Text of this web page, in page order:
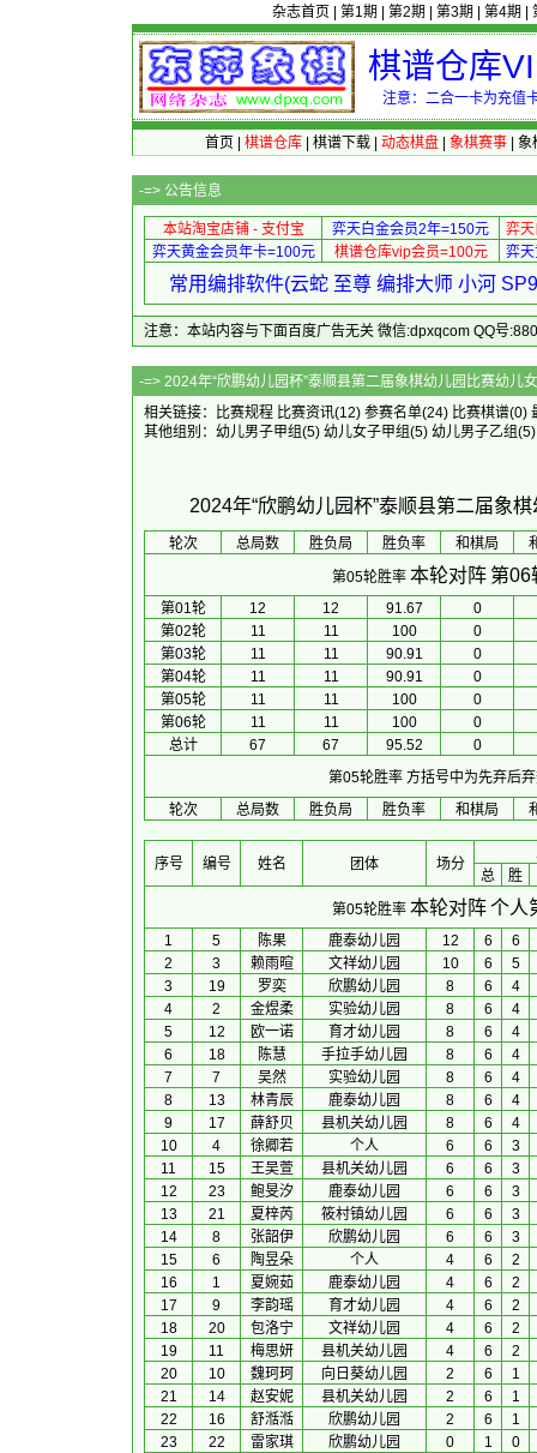
杂志首页 第1期 第2期 第3期 第4期
棋谱仓库
注意：二合一卡为充值
首页 棋谱仓库| 棋谱下载| 动态棋盘| 象棋赛事| 象
-=> 公告信息
本站淘宝店铺 - 支付宝 弈天白金会员2年=150元
弈
弈天黄金会员年卡=100元
棋谱仓库vip会员=100元 弈
常用编排软件(云蛇 至尊 编排大师 小河
注意：本站内容与下面百度广告无关 微信:dpxqcom QQ号
-=> 2024年“欣鹏幼儿园杯”泰顺县第二届象棋幼
相关链接：
比赛规程 比赛资讯(12) 参赛名单(24) 比赛棋谱(0)
其他组别： 幼儿男子甲组(5) 幼儿女子甲组(5) 幼儿男子乙组
2024年“欣鹏幼儿园杯”泰顺县第二届象
轮次 总局数 胜负局 胜负率 和棋局
第05轮胜率 本轮对阵 第06
第01轮 12 12 91.67
0
第02轮
11 11 100
0
第03轮
11 11 90.91
0
第04轮
11 11 90.91
0
第05轮
11 11 100
0
第06轮
11 11 100
0
总计
67 67 95.52
0
第05轮胜率方括号中为先弃后
轮次
总局数 胜负局 胜负率 和棋局
序号 编号 姓名 团体 场分
总
胜
第05轮胜率 本轮对阵个人
1 5 陈果 鹿泰幼儿园 12 6
6
2
3 赖雨暄 文祥幼儿园 10 6
5
3
19 罗奕 欣鹏幼儿园 8 6
4
4
2 金煜柔 实验幼儿园 8 6
4
5
12 欧一诺 育才幼儿园 8 6
4
6
18 陈慧 手拉手幼儿园 8 6
4
7
7 吴然 实验幼儿园 8 6
4
8
13 林青辰 鹿泰幼儿园 8 6
4
9
17 薛舒贝 县机关幼儿园 8 6
4
10
4 徐卿若 个人 6 6
3
11
15 王吴萱 县机关幼儿园 6 6
3
12
23 鲍旻汐 鹿泰幼儿园 6 6
3
13
21 夏梓芮 筱村镇幼儿园 6 6
3
14
8 张韶伊 欣鹏幼儿园 6 6
3
15
6 陶昱朵 个人 4 6
2
16
1 夏婉茹 鹿泰幼儿园 4 6
2
17
9 李韵瑶 育才幼儿园 4 6
2
18
20 包洛宁 文祥幼儿园 4 6
2
19
11 梅思妍 县机关幼儿园 4 6
2
20
10 魏珂珂 向日葵幼儿园 2 6
1
21
14 赵安妮 县机关幼儿园 2 6
1
22
16 舒湉湉 欣鹏幼儿园 2 6
1
23
22 雷家琪 欣鹏幼儿园 0 1 0